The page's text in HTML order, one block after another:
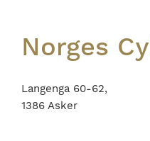
Norges
Langenga 60-62,
1386 Asker